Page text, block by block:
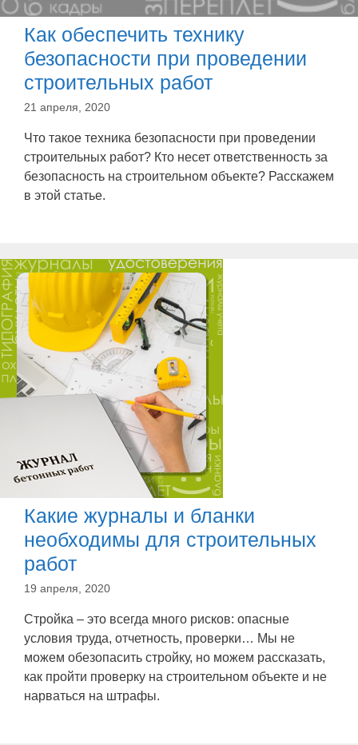
Как обеспечить технику
безопасности при проведении
строительных работ
21 апреля, 2020
Что такое техника безопасности при проведении
строительных работ? Кто несет ответственность за
безопасность на строительном объекте? Расскажем
в этой статье.
Какие журналы и бланки
необходимы для строительных
работ
19 апреля, 2020
Стройка – это всегда много рисков: опасные
условия труда, отчетность, проверки… Мы не
можем обезопасить стройку, но можем рассказать,
как пройти проверку на строительном объекте и не
нарваться на штрафы.